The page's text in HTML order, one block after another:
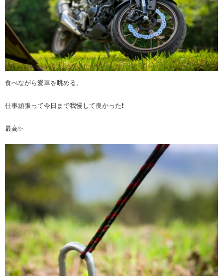
食べながら愛車を眺める。
仕事頑張って今日まで我慢して良かった❗️
最高✨